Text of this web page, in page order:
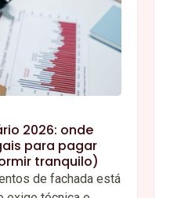
2026: onde
para pagar
tranquilo)
de fachada está